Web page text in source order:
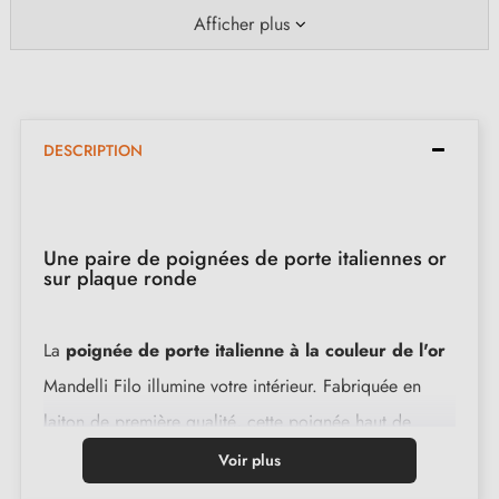
Afficher plus
DESCRIPTION
Une paire de poignées de porte italiennes or
sur plaque ronde
La poignée de porte italienne à la couleur de l'or
Mandelli Filo illumine votre intérieur. Fabriquée en
laiton de première qualité, cette poignée haut de
gamme ajoute une touche de luxe à vos portes.
Voir plus